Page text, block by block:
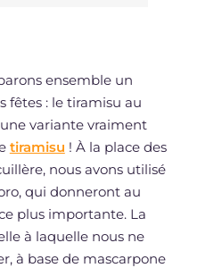
ensemble un
fêtes : le tiramisu au
variante vraiment
tiramisu ! À la place des
nous avons utilisé
qui donneront au
plus importante. La
à laquelle nous ne
à base de mascarpone